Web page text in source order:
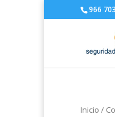
966
Inicio /